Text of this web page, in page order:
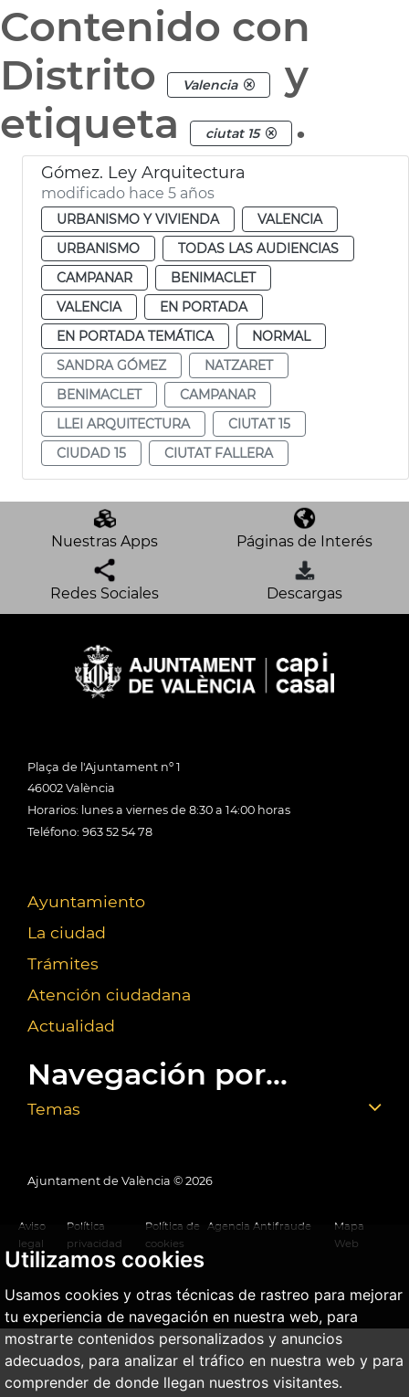
Utilizamos cookies
Usamos cookies y otras técnicas de rastreo para mejorar
tu experiencia de navegación en nuestra web, para
mostrarte contenidos personalizados y anuncios
adecuados, para analizar el tráfico en nuestra web y para
comprender de donde llegan nuestros visitantes.
Contenido con
Distrito
Valencia
y
etiqueta
ciutat 15 .
Gómez. Ley Arquitectura
modificado hace 5 años
URBANISMO Y VIVIENDA
VALENCIA
URBANISMO
TODAS LAS AUDIENCIAS
CAMPANAR
BENIMACLET
VALENCIA
EN PORTADA
EN PORTADA TEMÁTICA
NORMAL
SANDRA GÓMEZ
NATZARET
BENIMACLET
CAMPANAR
LLEI ARQUITECTURA
CIUTAT 15
CIUDAD 15
CIUTAT FALLERA
Nuestras Apps Páginas de Interés
Redes Sociales Descargas
Plaça de l'Ajuntament nº 1
46002 València
Horarios: lunes a viernes de 8:30 a 14:00 horas
Teléfono: 963 52 54 78
Ayuntamiento
La ciudad
Trámites
Atención ciudadana
Actualidad
Navegación por...
Temas
Ajuntament de València © 2026
Aviso
legal
Política
privacidad
Política de
cookies
Agencia Antifraude
Mapa
Web